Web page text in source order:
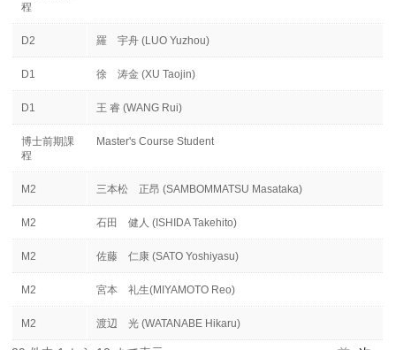
程
D2 羅 宇舟 (LUO Yuzhou)
D1 徐 涛金 (XU Taojin)
D1 王 睿 (WANG Rui)
博士前期課
程
Master's Course Student
M2 三本松 正昂 (SAMBOMMATSU Masataka)
M2 石田 健人 (ISHIDA Takehito)
M2 佐藤 仁康 (SATO Yoshiyasu)
M2 宮本 礼生(MIYAMOTO Reo)
M2 渡辺 光 (WATANABE Hikaru)